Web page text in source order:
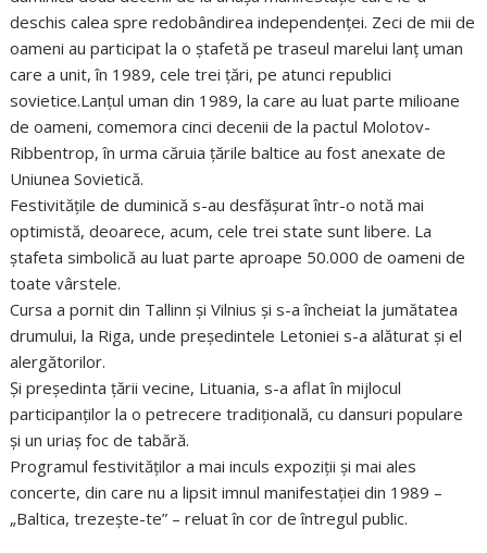
deschis calea spre redobândirea independenţei. Zeci de mii de
oameni au participat la o ştafetă pe traseul marelui lanţ uman
care a unit, în 1989, cele trei ţări, pe atunci republici
sovietice.Lanţul uman din 1989, la care au luat parte milioane
de oameni, comemora cinci decenii de la pactul Molotov-
Ribbentrop, în urma căruia ţările baltice au fost anexate de
Uniunea Sovietică.
Festivităţile de duminică s-au desfăşurat într-o notă mai
optimistă, deoarece, acum, cele trei state sunt libere. La
ştafeta simbolică au luat parte aproape 50.000 de oameni de
toate vârstele.
Cursa a pornit din Tallinn şi Vilnius şi s-a încheiat la jumătatea
drumului, la Riga, unde preşedintele Letoniei s-a alăturat şi el
alergătorilor.
Şi preşedinta ţării vecine, Lituania, s-a aflat în mijlocul
participanţilor la o petrecere tradiţională, cu dansuri populare
şi un uriaş foc de tabără.
Programul festivităţilor a mai inculs expoziţii şi mai ales
concerte, din care nu a lipsit imnul manifestaţiei din 1989 –
„Baltica, trezeşte-te” – reluat în cor de întregul public.